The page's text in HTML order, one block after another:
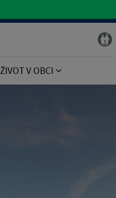
ŽIVOT V OBCI